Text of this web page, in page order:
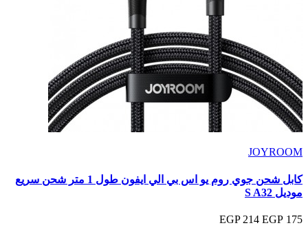
JOYROOM
كابل شحن جوي روم يو اس بي الي ايفون طول 1 متر شحن سريع
موديل S A32
175 EGP
214 EGP